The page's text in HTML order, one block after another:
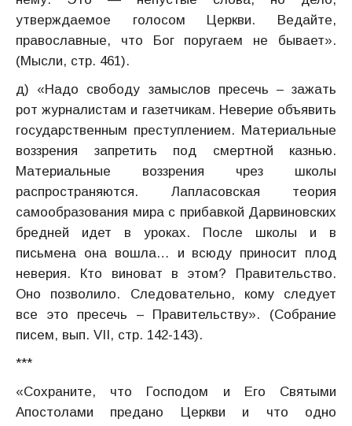
утверждаемое голосом Церкви. Ведайте,
православные, что Бог поругаем не бывает».
(Мысли, стр. 461).
д) «Надо свободу замыслов пресечь – зажать
рот журналистам и газетчикам. Неверие объявить
государственным преступлением. Материальные
воззрения запретить под смертной казнью.
Материальные воззрения чрез школы
распространяются. Лапласовская теория
самообразования мира с прибавкой Дарвиновских
бредней идет в уроках. После школы и в
письмена она вошла… и всюду приносит плод
неверия. Кто виноват в этом? Правительство.
Оно позволило. Следовательно, кому следует
все это пресечь – Правительству». (Собрание
писем, вып. VII, стр. 142-143).
***
«Сохраните, что Господом и Его Святыми
Апостолами предано Церкви и что одно